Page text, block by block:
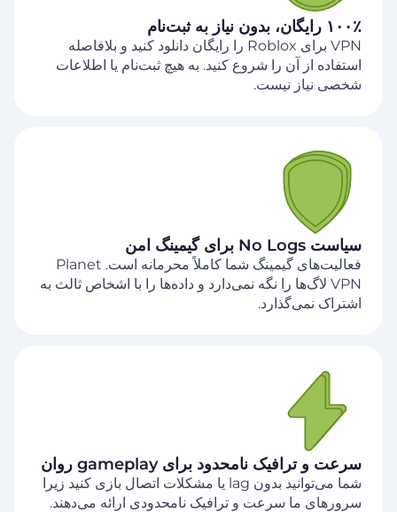
۱۰۰٪ رایگان، بدون نیاز به ثبت‌نام
VPN برای Roblox را رایگان دانلود کنید و بلافاصله
استفاده از آن را شروع کنید. به هیچ ثبت‌نام یا اطلاعات
شخصی نیاز نیست.
سیاست No Logs برای گیمینگ امن
فعالیت‌های گیمینگ شما کاملاً محرمانه است. Planet
VPN لاگ‌ها را نگه نمی‌دارد و داده‌ها را با اشخاص ثالث به
اشتراک نمی‌گذارد.
سرعت و ترافیک نامحدود برای gameplay روان
شما می‌توانید بدون lag یا مشکلات اتصال بازی کنید زیرا
سرورهای ما سرعت و ترافیک نامحدودی ارائه می‌دهند.